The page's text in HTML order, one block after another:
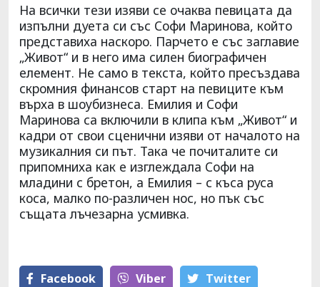
На всички тези изяви се очаква певицата да
изпълни дуета си със Софи Маринова, който
представиха наскоро. Парчето е със заглавие
„Живот“ и в него има силен биографичен
елемент. Не само в текста, който пресъздава
скромния финансов старт на певиците към
върха в шоубизнеса. Емилия и Софи
Маринова са включили в клипа към „Живот“ и
кадри от свои сценични изяви от началото на
музикалния си път. Така че почиталите си
припомниха как е изглеждала Софи на
младини с бретон, а Емилия – с къса руса
коса, малко по-различен нос, но пък със
същата лъчезарна усмивка.
Facebook Viber Тwitter